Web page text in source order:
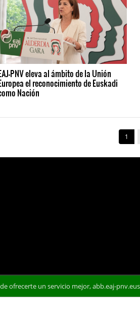
PNV eleva al ámbito de la Unión
el reconocimiento de Euskadi
Nación
1
ofrecerte un servicio mejor, abb.eaj-